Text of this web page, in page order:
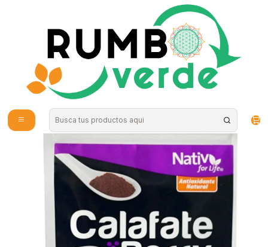
Envío gratis por compras sobre los 59.990 en la provincia de Santiago